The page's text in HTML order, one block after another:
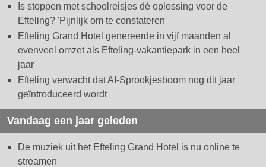
Is stoppen met schoolreisjes dé oplossing voor de
Efteling? 'Pijnlijk om te constateren'
Efteling Grand Hotel genereerde in vijf maanden al
evenveel omzet als Efteling-vakantiepark in een heel
jaar
Efteling verwacht dat AI-Sprookjesboom nog dit jaar
geïntroduceerd wordt
Vandaag een jaar geleden
De muziek uit het Efteling Grand Hotel is nu online te
streamen